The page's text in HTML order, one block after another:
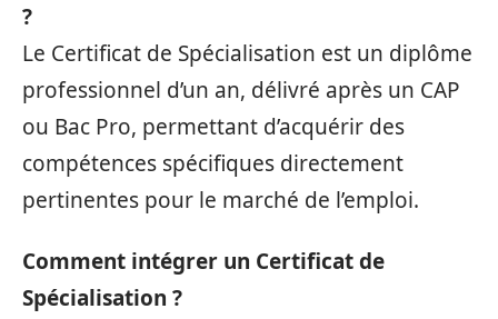
?
Le Certificat de Spécialisation est un diplôme
professionnel d’un an, délivré après un CAP
ou Bac Pro, permettant d’acquérir des
compétences spécifiques directement
pertinentes pour le marché de l’emploi.
Comment intégrer un Certificat de
Spécialisation ?